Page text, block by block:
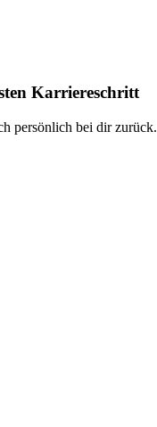
Karriereschritt
persönlich bei dir zurück.